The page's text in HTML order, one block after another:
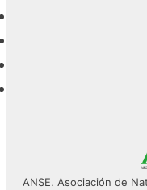
ANSE. Asociación de